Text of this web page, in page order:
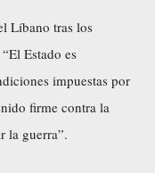
Líbano tras los
Estado es
impuestas por
firme contra la
la guerra”.